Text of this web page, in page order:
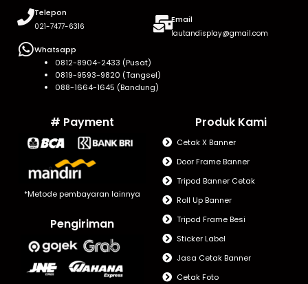
Telepon
021-7477-6316
Email
lautandisplay@gmail.com
Whatsapp
0812-8904-2433 (Pusat)
0819-9593-9820 (Tangsel)
088-1664-1645 (Bandung)
# Payment
*Metode pembayaran lainnya
Pengiriman
Produk Kami
Cetak X Banner
Door Frame Banner
Tripod Banner Cetak
Roll Up Banner
Tripod Frame Besi
Sticker Label
Jasa Cetak Banner
Cetak Foto